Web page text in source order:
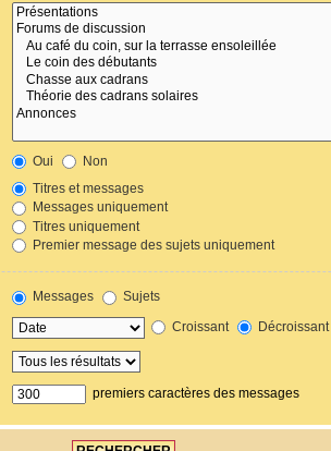
Oui
Non
Titres et messages
Messages uniquement
Titres uniquement
Premier message des sujets uniquement
Messages
Sujets
Croissant Décroissant
premiers caractères des messages